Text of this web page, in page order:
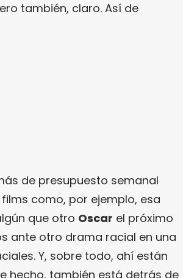
también, claro. Así de
de presupuesto semanal
como, por ejemplo, esa
que otro Oscar el próximo
ante otro drama racial en una
Y, sobre todo, ahí están
hecho, también está detrás de